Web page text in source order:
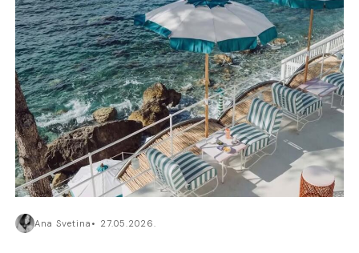
Ana Svetina 27.05.2026.